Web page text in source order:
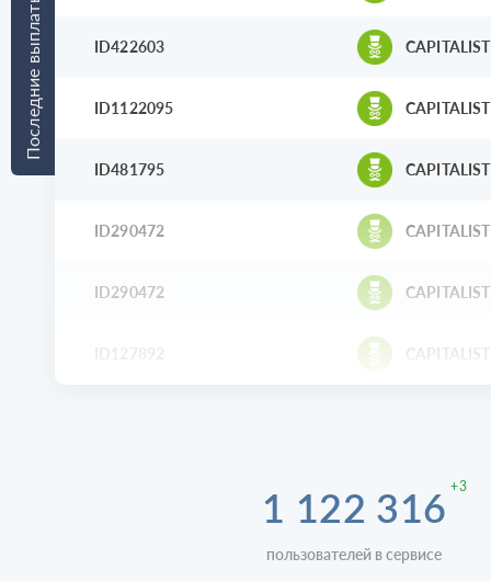
ID422603 CAPITALIST
ID1122095 CAPITALIST
ID481795 CAPITALIST
ID290472 CAPITALIST
ID290472 CAPITALIST
1 122 316 +3
пользователей в сервисе